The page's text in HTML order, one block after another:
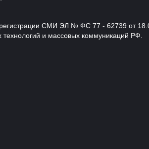
регистрации СМИ ЭЛ № ФС 77 - 62739 от
и массовых коммуникаций РФ.